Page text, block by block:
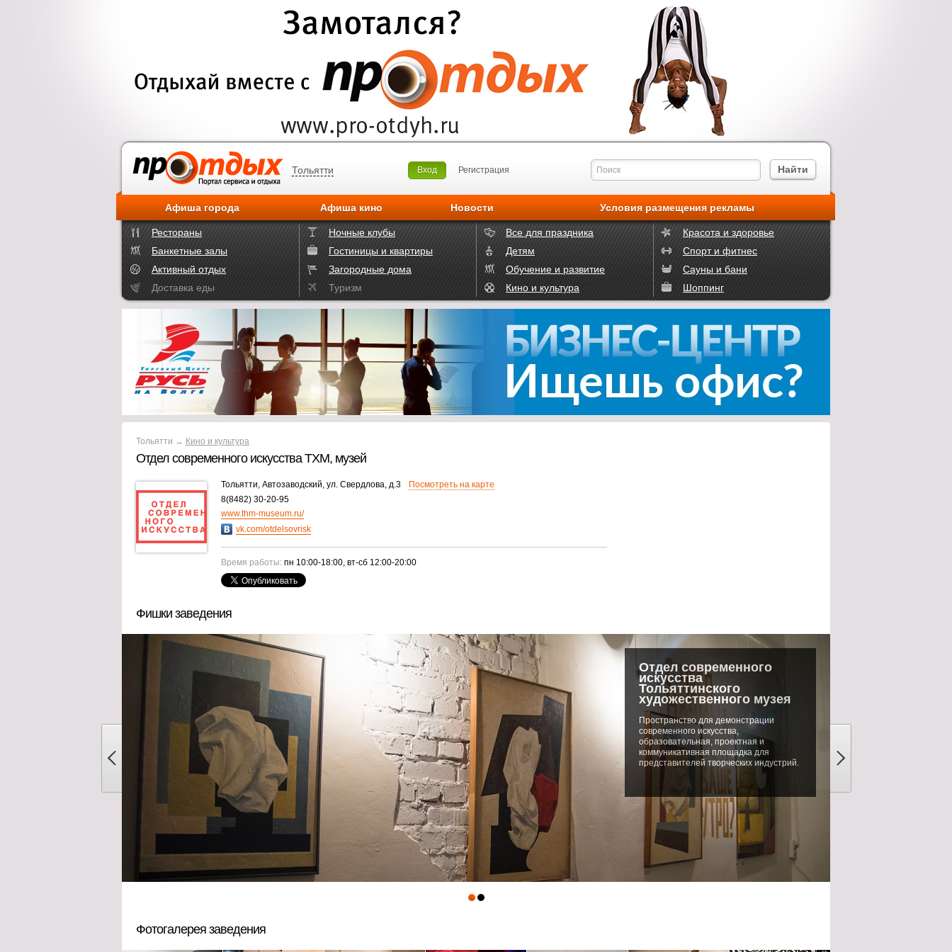
Тольятти Вход Регистрация
Афиша города Афиша кино Новости Условия размещения рекламы
Рестораны Ночные клубы Все для праздника
Красота и здоровье
Банкетные залы
Гостиницы и квартиры Детям
Спорт и фитнес
Активный отдых
Загородные дома Обучение и развитие
Сауны и бани
Доставка еды
Туризм Кино и культура Шоппинг
Тольятти → Кино и культура
Отдел современного искусства ТХМ, музей
Тольятти, Автозаводский, ул. Свердлова, д.3
Посмотреть на карте
8(8482) 30-20-95
www.thm-museum.ru/
vk.com/otdelsovrisk
Время работы: пн 10:00-18:00, вт-сб 12:00-20:00
Фишки заведения
Отдел современного
искусства
Тольяттинского
художественного музея
Пространство для демонстрации
современного искусства,
образовательная, проектная и
коммуникативная площадка для
представителей творческих индустрий.
Фотогалерея заведения